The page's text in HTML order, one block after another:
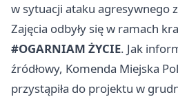
w sytuacji ataku agresywnego
Zajęcia odbyły się w ramach
#OGARNIAM ŻYCIE. Jak
źródłowy, Komenda Miejska
przystąpiła do projektu w